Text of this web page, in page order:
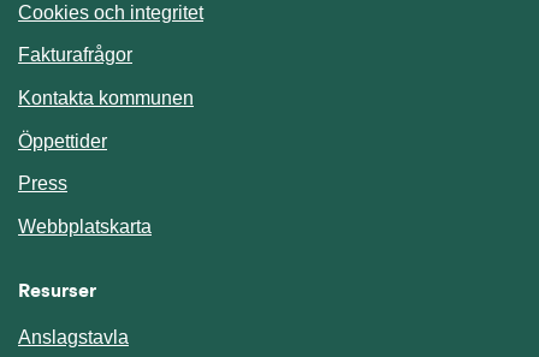
Cookies och integritet
Fakturafrågor
Kontakta kommunen
Öppettider
Press
Webbplatskarta
Resurser
Anslagstavla